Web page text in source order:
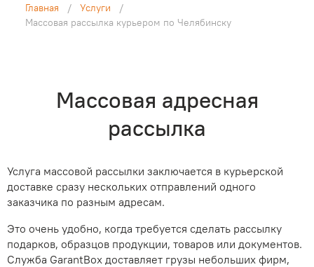
Главная / Услуги
/
Массовая рассылка курьером по Челябинску
Массовая адресная
рассылка
Услуга массовой рассылки заключается в курьерской
доставке сразу нескольких отправлений одного
заказчика по разным адресам.
Это очень удобно, когда требуется сделать рассылку
подарков, образцов продукции, товаров или документов.
Служба GarantBox доставляет грузы небольших фирм,